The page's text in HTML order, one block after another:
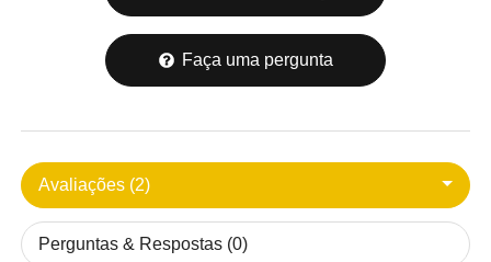
Faça uma pergunta
Avaliações (2)
Perguntas & Respostas (0)